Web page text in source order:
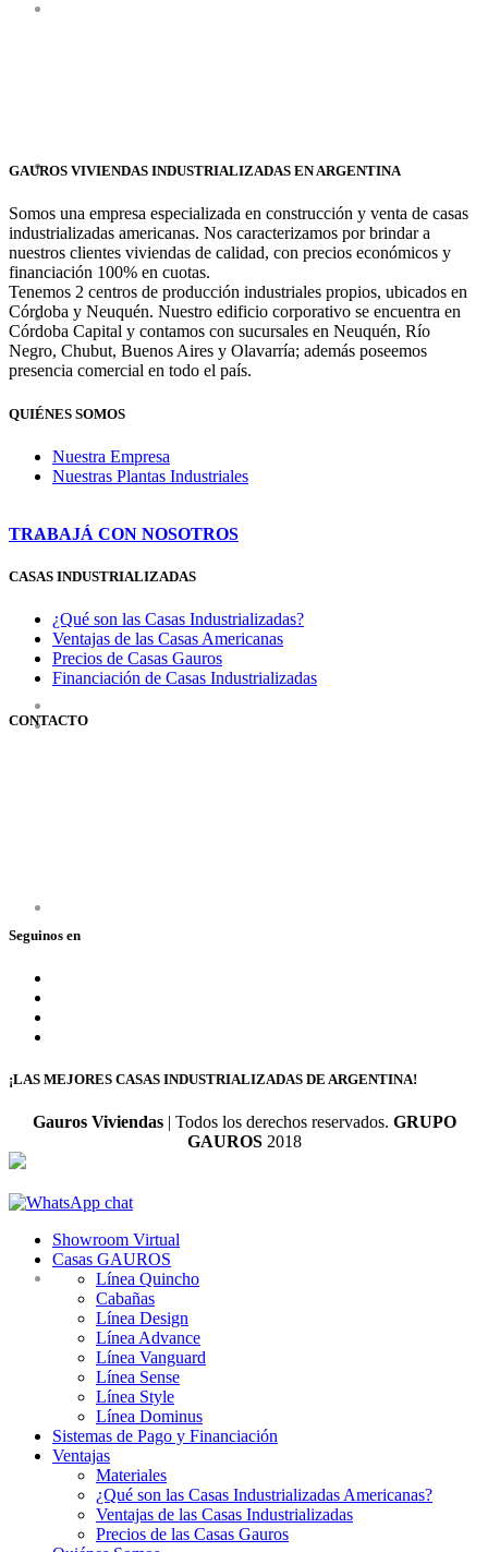
GAUROS VIVIENDAS INDUSTRIALIZADAS EN ARGENTINA
Somos una empresa especializada en construcción y venta de casas
industrializadas americanas. Nos caracterizamos por brindar a
nuestros clientes viviendas de calidad, con precios económicos y
financiación 100% en cuotas.
Tenemos 2 centros de producción industriales propios, ubicados en
Córdoba y Neuquén. Nuestro edificio corporativo se encuentra en
Córdoba Capital y contamos con sucursales en Neuquén, Río
Negro, Chubut, Buenos Aires y Olavarría; además poseemos
presencia comercial en todo el país.
QUIÉNES SOMOS
Nuestra Empresa
Nuestras Plantas Industriales
TRABAJÁ CON NOSOTROS
CASAS INDUSTRIALIZADAS
¿Qué son las Casas Industrializadas?
Ventajas de las Casas Americanas
Precios de Casas Gauros
Financiación de Casas Industrializadas
CONTACTO
Seguinos en
¡LAS MEJORES CASAS INDUSTRIALIZADAS DE ARGENTINA!
Gauros Viviendas| Todos los derechos reservados. GRUPO
GAUROS2018
Showroom Virtual
Casas GAUROS
Línea Quincho
Cabañas
Línea Design
Línea Advance
Línea Vanguard
Línea Sense
Línea Style
Línea Dominus
Sistemas de Pago y Financiación
Ventajas
Materiales
¿Qué son las Casas Industrializadas Americanas?
Ventajas de las Casas Industrializadas
Precios de las Casas Gauros